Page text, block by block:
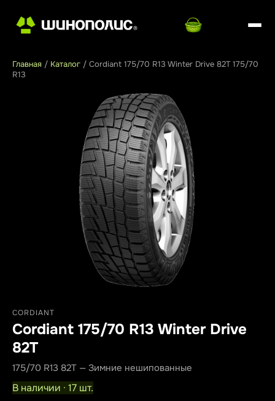
Главная / Каталог / Cordiant 175/70 R13 Winter Drive 82T 175/70
R13
CORDIANT
Cordiant 175/70 R13 Winter Drive
82T
175/70 R13 82T — Зимние нешипованные
В наличии · 17 шт.